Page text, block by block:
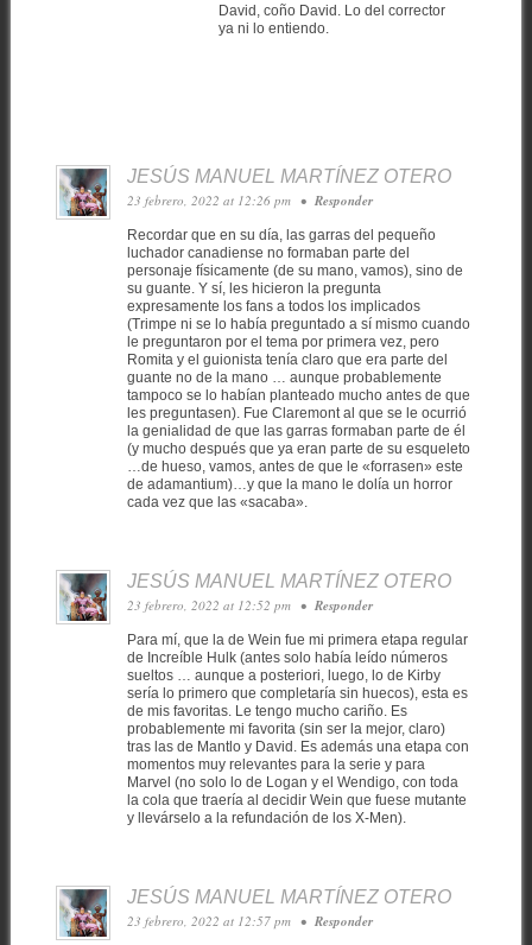
David, coño David. Lo del corrector
ya ni lo entiendo.
JESÚS MANUEL MARTÍNEZ OTERO
23 febrero, 2022 at 12:26 pm • Responder
Recordar que en su día, las garras del pequeño
luchador canadiense no formaban parte del
personaje físicamente (de su mano, vamos), sino de
su guante. Y sí, les hicieron la pregunta
expresamente los fans a todos los implicados
(Trimpe ni se lo había preguntado a sí mismo cuando
le preguntaron por el tema por primera vez, pero
Romita y el guionista tenía claro que era parte del
guante no de la mano … aunque probablemente
tampoco se lo habían planteado mucho antes de que
les preguntasen). Fue Claremont al que se le ocurrió
la genialidad de que las garras formaban parte de él
(y mucho después que ya eran parte de su esqueleto
…de hueso, vamos, antes de que le «forrasen» este
de adamantium)…y que la mano le dolía un horror
cada vez que las «sacaba».
JESÚS MANUEL MARTÍNEZ OTERO
23 febrero, 2022 at 12:52 pm • Responder
Para mí, que la de Wein fue mi primera etapa regular
de Increíble Hulk (antes solo había leído números
sueltos … aunque a posteriori, luego, lo de Kirby
sería lo primero que completaría sin huecos), esta es
de mis favoritas. Le tengo mucho cariño. Es
probablemente mi favorita (sin ser la mejor, claro)
tras las de Mantlo y David. Es además una etapa con
momentos muy relevantes para la serie y para
Marvel (no solo lo de Logan y el Wendigo, con toda
la cola que traería al decidir Wein que fuese mutante
y llevárselo a la refundación de los X-Men).
JESÚS MANUEL MARTÍNEZ OTERO
23 febrero, 2022 at 12:57 pm • Responder